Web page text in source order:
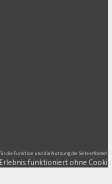
für die Funktion und die Nutzung der Seite
funktioniert ohne